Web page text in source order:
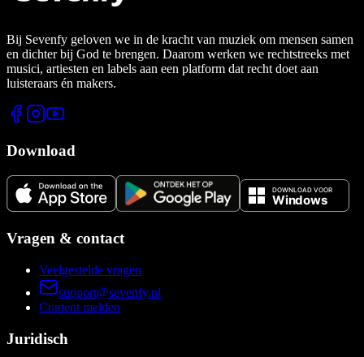
Bij Sevenfy geloven we in de kracht van muziek om mensen samen
en dichter bij God te brengen. Daarom werken we rechtstreeks met
musici, artiesten en labels aan een platform dat recht doet aan
luisteraars én makers.
Download
Vragen & contact
Veelgestelde vragen
support@sevenfy.nl
Content melden
Juridisch